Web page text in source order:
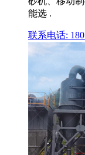
能选 .
联系电话: 180